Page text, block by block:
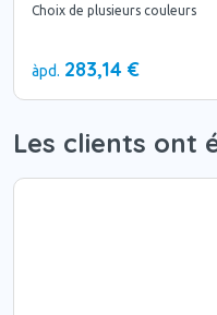
Choix de plusieurs couleurs
àpd. 283,14 €
Les clients ont